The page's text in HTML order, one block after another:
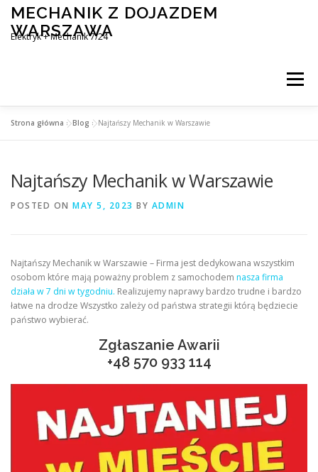
Skip
content
MECHANIK Z DOJAZDEM
WARSZAWA
Elektryk + Mechanik 7/24
Menu
ELEKTRYK SAMOCHODOWY BLOG KONTAKT
Strona główna »Blog »Najtańszy Mechanik w Warszawie
Najtańszy Mechanik w Warszawie
POSTED ON MAY 5, 2023 BY ADMIN
Najtańszy Mechanik w Warszawie – Firma jest dedykowana wszystkim
osobom które mają poważny problem z samochodem nasza firma
działa w 7 dni w tygodniu. Realizujemy naprawy bardzo trudne i bardzo
łatwe na drodze Wszystko zależy od państwa strategii którą będziecie
państwo wybierać.
Zgłaszanie Awarii
+48 570 933 114